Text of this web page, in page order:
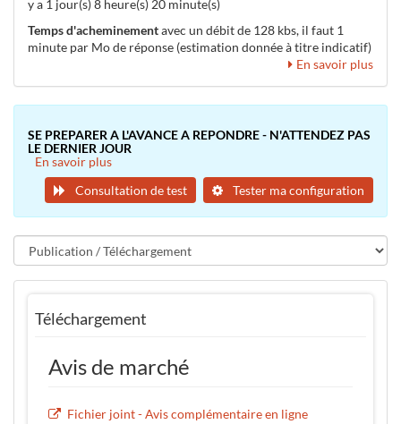
y a 1 jour(s) 8 heure(s) 20 minute(s)
Temps d'acheminementavec un débit de 128 kbs, il faut 1
minute par Mo de réponse (estimation donnée à titre indicatif)
En savoir plus
SE PREPARER A L'AVANCE A REPONDRE - N'ATTENDEZ PAS
LE DERNIER JOUR
En savoir plus
Tester ma configuration
Consultation de test
Téléchargement
Avis de marché
Fichier joint - Avis complémentaire en ligne